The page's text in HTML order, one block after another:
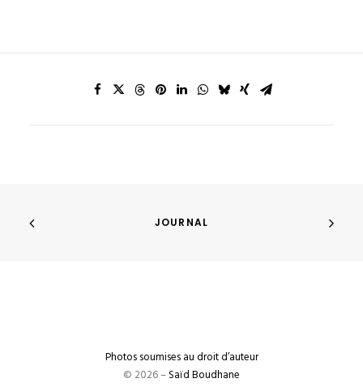
JOURNAL
Photos soumises au droit d’auteur
© 2026 –Saïd Boudhane